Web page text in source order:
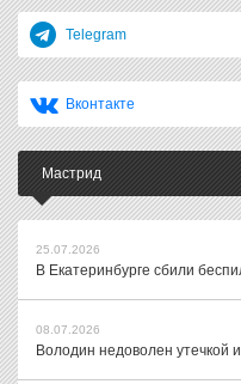
Telegram
Вконтакте
Мастрид
25.07.2026
В Екатеринбурге сбили
08.07.2026
Володин недоволен